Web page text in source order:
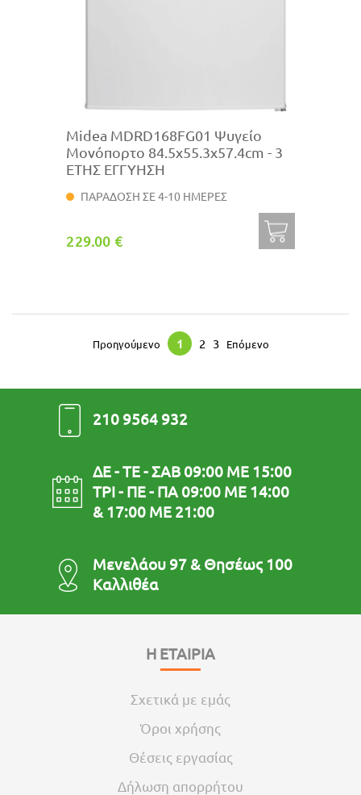
Midea MDRD168FG01 Ψυγείο
Μονόπορτο 84.5x55.3x57.4cm - 3
ΕΤΗΣ ΕΓΓΥΗΣΗ
ΠΑΡΑΔΟΣΗ ΣΕ 4-10 ΗΜΕΡΕΣ
229.00 €
Προηγούμενο 1 2 3 Επόμενο
210 9564 932
ΔΕ - ΤΕ - ΣΑΒ 09:00 ΜΕ 15:00
ΤΡΙ - ΠΕ - ΠΑ 09:00 ΜΕ 14:00
& 17:00 ΜΕ 21:00
Μενελάου 97 & Θησέως 100
Καλλιθέα
Η ΕΤΑΙΡΙΑ
Σχετικά με εμάς
Όροι χρήσης
Θέσεις εργασίας
Δήλωση απορρήτου